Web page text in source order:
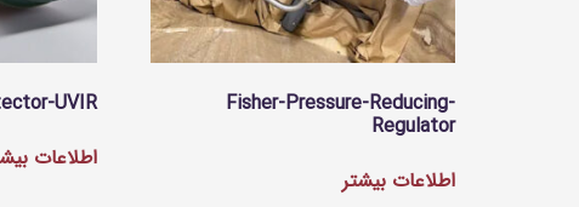
Fisher-Pressure-Reducing-
Regulator
اطلاعات بیشتر
UVIR
اطلاعات